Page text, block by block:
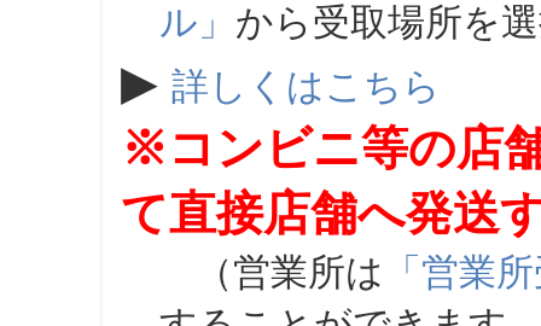
ル」 から受取場所を
▶ 詳しくはこちら
※コンビニ等の店
て直接店舗へ発送
（営業所は 「営業